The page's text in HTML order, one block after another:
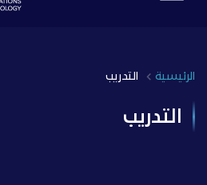
Breadcrumb
الرئيسية التدريب
التدريب